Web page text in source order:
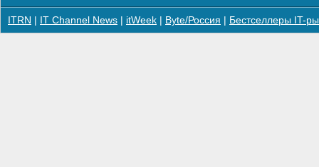
ITRN IT Channel News itWeek Byte/Россия Бестселлеры IT-